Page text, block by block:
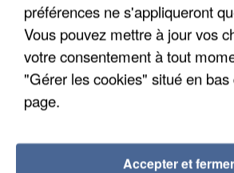
préférences ne s'appliqueront
Vous pouvez mettre à jour vos
votre consentement à tout
"Gérer les cookies" situé en
page.
Accepter et fermer